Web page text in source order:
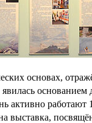
основах,
работают